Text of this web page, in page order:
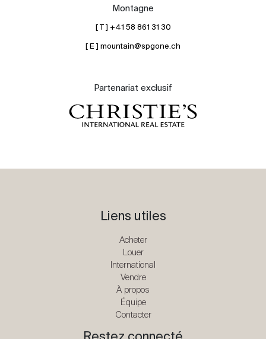
Montagne
[ T ] +41 58 861 31 30
[ E ] mountain@spgone.ch
Partenariat exclusif
Liens utiles
Acheter
Louer
International
Vendre
À propos
Équipe
Contacter